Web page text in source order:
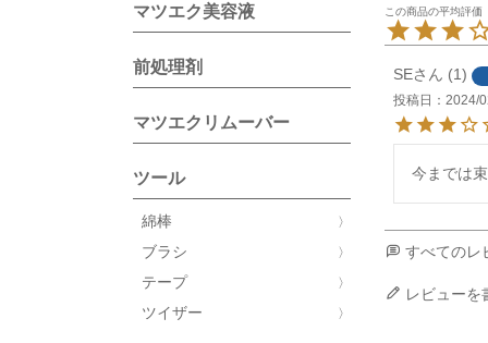
マツエク美容液
前処理剤
マツエクリムーバー
ツール
綿棒
ブラシ
テープ
ツイザー
SE 1
投稿日 2024/
今までは
すべてのレ
レビューを